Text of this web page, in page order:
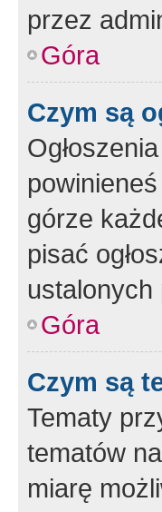
przez
Góra
Czym są
górze
pisać
ustalonych
Góra
Czym są
Tematy
tematów
miarę